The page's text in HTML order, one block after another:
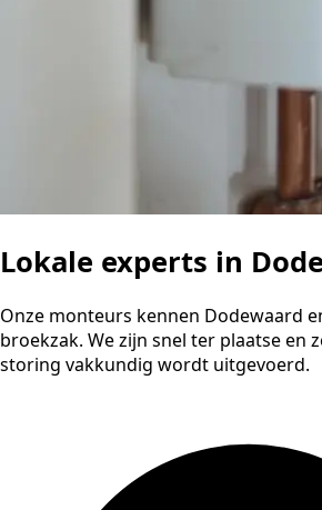
Lokale experts in
Onze monteurs kennen Dodewaard
broekzak. We zijn snel ter plaatse en
storing vakkundig wordt uitgevoerd.